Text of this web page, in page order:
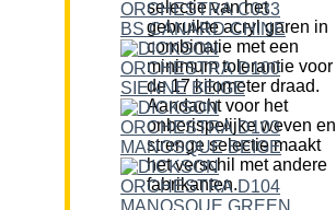
selectie van het
gebruikte acryl garen in
combinatie met een
minimum tolerantie voor
de 17 kilometer draad.
Aandacht voor het
onberispelijke weven en
strenge selectie maakt
het verschil met andere
fabrikanten.